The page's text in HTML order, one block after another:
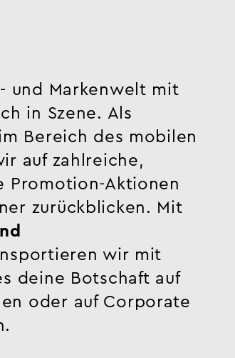
und Markenwelt mit
in Szene. Als
Bereich des mobilen
auf zahlreiche,
Promotion-Aktionen
zurückblicken. Mit
wir mit
deine Botschaft auf
oder auf Corporate